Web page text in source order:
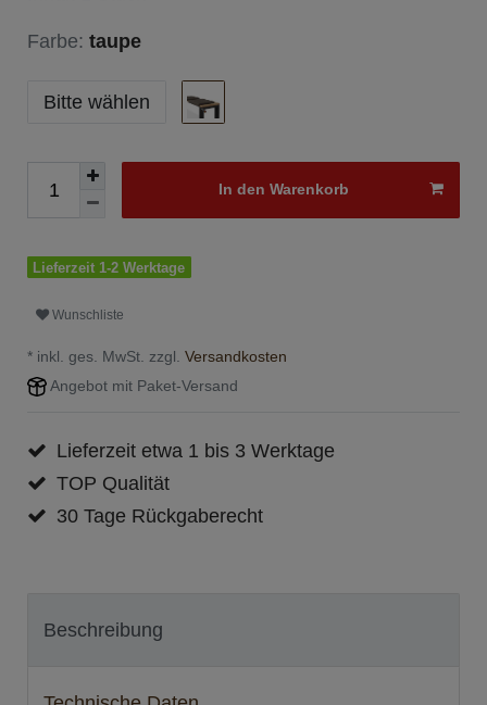
Farbe: taupe
Bitte wählen
In den Warenkorb
Lieferzeit 1-2 Werktage
Wunschliste
* inkl. ges. MwSt. zzgl. Versandkosten
Angebot mit Paket-Versand
Lieferzeit etwa 1 bis 3 Werktage
TOP Qualität
30 Tage Rückgaberecht
Beschreibung